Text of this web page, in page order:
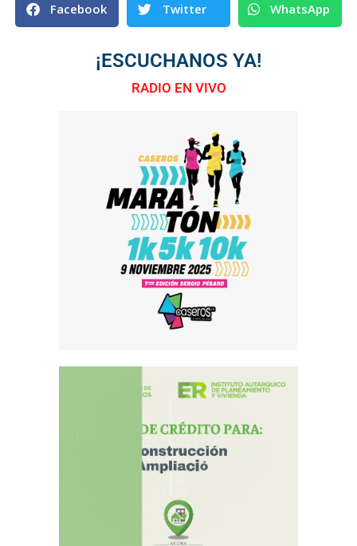
Facebook Twitter WhatsApp
¡ESCUCHANOS YA!
RADIO EN VIVO